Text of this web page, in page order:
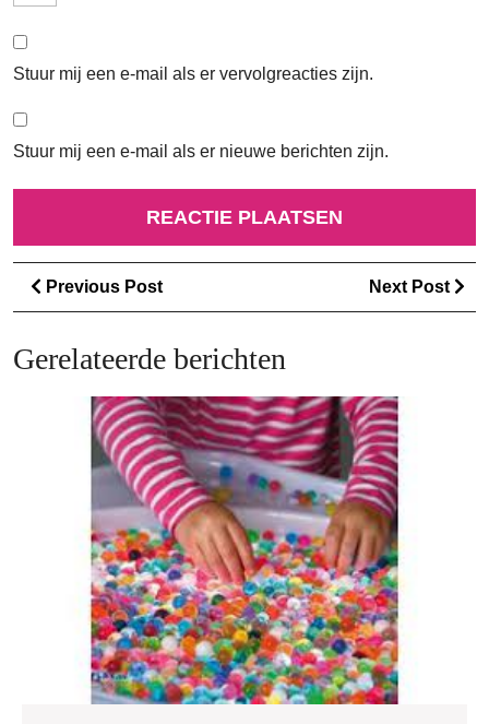
Stuur mij een e-mail als er vervolgreacties zijn.
Stuur mij een e-mail als er nieuwe berichten zijn.
Berichtnavigatie
Previous PostPrevious
Post
Next Post
Gerelateerde berichten